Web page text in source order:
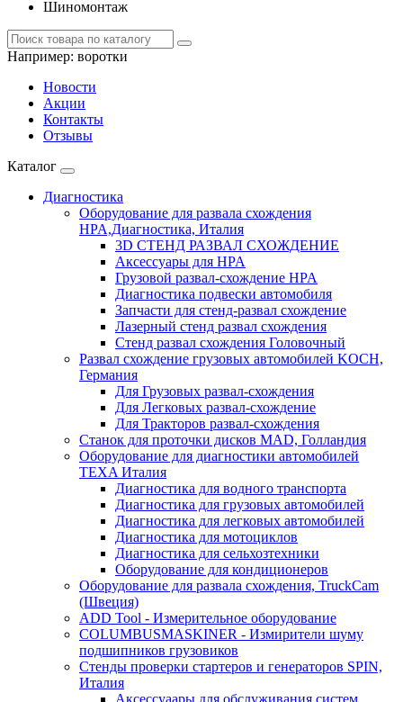
Шиномонтаж
Например: воротки
Новости
Акции
Контакты
Отзывы
Каталог
Диагностика
Оборудование для развала схождения
HPA,Диагностика, Италия
3D СТЕНД РАЗВАЛ СХОЖДЕНИЕ
Аксессуары для HPA
Грузовой развал-схождение HPA
Диагностика подвески автомобиля
Запчасти для стенд-развал схождение
Лазерный стенд развал схождения
Стенд развал схождения Головочный
Развал схождение грузовых автомобилей KOCH,
Германия
Для Грузовых развал-схождения
Для Легковых развал-схождение
Для Тракторов развал-схождения
Станок для проточки дисков MAD, Голландия
Оборудование для диагностики автомобилей
TEXA Италия
Диагностика для водного транспорта
Диагностика для грузовых автомобилей
Диагностика для легковых автомобилей
Диагностика для мотоциклов
Диагностика для сельхозтехники
Оборудование для кондиционеров
Оборудование для развала схождения, TruckCam
(Швеция)
ADD Tool - Измерительное оборудование
COLUMBUSMASKINER - Измирители шуму
подшипников грузовиков
Стенды проверки стартеров и генераторов SPIN,
Италия
Аксессуаары для обслуживания систем